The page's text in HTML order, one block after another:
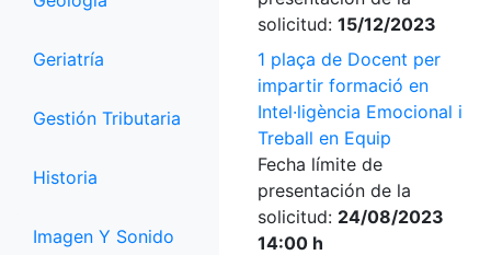
Geriatría
Gestión Tributaria
Historia
Imagen Y Sonido
solicitud: 15/12/2023
1 plaça de Docent per
impartir formació en
Intel·ligència Emocional i
Treball en Equip
Fecha límite de
presentación de la
solicitud: 24/08/2023
14:00 h